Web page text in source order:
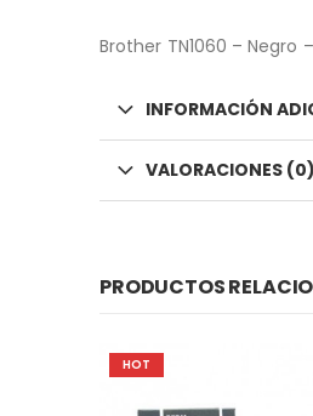
Brother TN1060 – Negro –
INFORMACIÓN
VALORACIONES (0)
PRODUCTOS
HOT